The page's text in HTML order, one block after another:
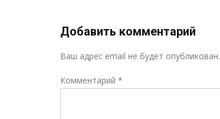
Добавить комментарий
Ваш адрес email не будет опубликован.
Комментарий *